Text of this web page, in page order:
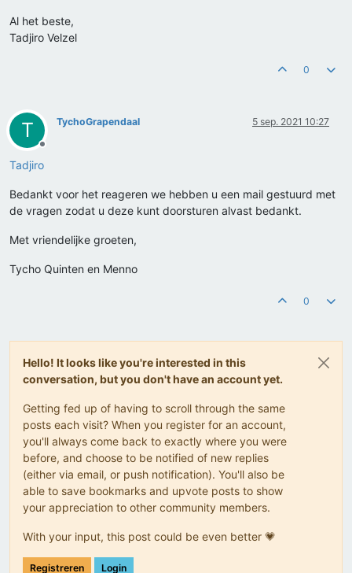
Al het beste,
Tadjiro Velzel
0
T
Offline
TychoGrapendaal 5 sep. 2021 10:27
Tadjiro
Bedankt voor het reageren we hebben u een mail gestuurd met
de vragen zodat u deze kunt doorsturen alvast bedankt.
Met vriendelijke groeten,
Tycho Quinten en Menno
0
Hello! It looks like you're interested in this
conversation, but you don't have an account yet.
Getting fed up of having to scroll through the same
posts each visit? When you register for an account,
you'll always come back to exactly where you were
before, and choose to be notified of new replies
(either via email, or push notification). You'll also be
able to save bookmarks and upvote posts to show
your appreciation to other community members.
With your input, this post could be even better 💗
Registreren Login